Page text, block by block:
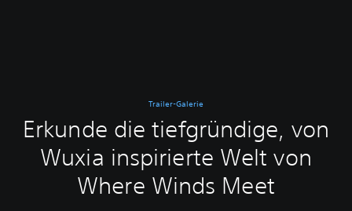
Trailer-Galerie
Erkunde die tiefgründige, von
Wuxia inspirierte Welt von
Where Winds Meet